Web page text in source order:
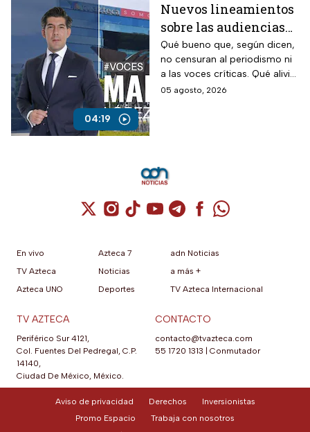
04:19
Nuevos lineamientos
sobre las audiencias
buscan callar a TV
Azteca; opina Manuel
López San Martín
Qué bueno que, según dicen,
no censuran al periodismo ni
a las voces críticas. Qué alivio
que respeten la liberta de
al poder, investigar y
05 agosto, 2026
Cuenta de X / Twitter (se abre en una
Cuenta de Instagram (se abre en una
Cuenta de TikTok (se abre en
Cuenta de YouTube (se abre
Cuenta de Telegram (se
Cuenta de
Cuenta de
En vivo
TV Azteca
Azteca UNO
Azteca 7
Noticias
Deportes
adn Noticias
a más +
TV Azteca Internacional
TV AZTECA
Periférico Sur 4121,
Col. Fuentes Del Pedregal, C.P.
14140,
Ciudad De México, México.
CONTACTO
contacto@tvazteca.com
55 1720 1313
Conmutador
Aviso de privacidad Derechos
Inversionistas
Promo Espacio
Trabaja con nosotros